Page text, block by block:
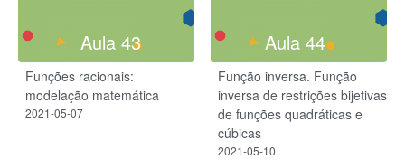
Aula 43
Funções racionais:
modelação matemática
2021-05-07
Aula 44
Função inversa. Função
inversa de restrições bijetivas
de funções quadráticas e
cúbicas
2021-05-10